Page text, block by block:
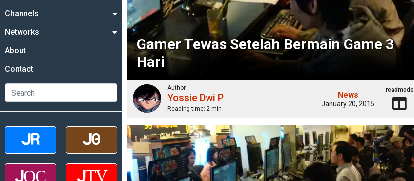
Channels
Networks
About
Contact
Gamer Tewas Setelah Bermain Game 3
Hari
Author
Yossie Dwi P
Reading time: 2 min
News
January 20, 2015
readmode